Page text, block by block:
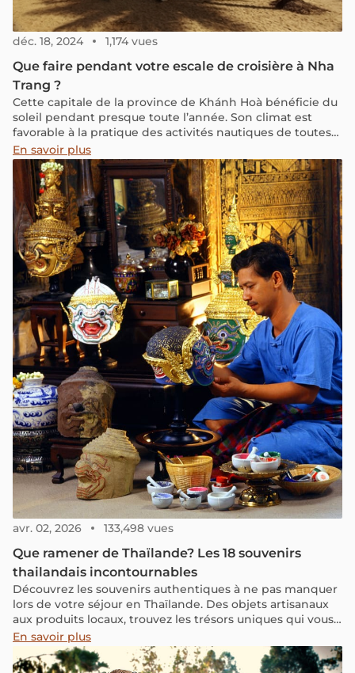
déc. 18, 2024 1,174 vues
Que faire pendant votre escale de croisière à Nha
Trang ?
Cette capitale de la province de Khánh Hoà bénéficie du
soleil pendant presque toute l’année. Son climat est
favorable à la pratique des activités nautiques de toutes
sortes.
En savoir plus
avr. 02, 2026 133,498 vues
Que ramener de Thaïlande? Les 18 souvenirs
thailandais incontournables
Découvrez les souvenirs authentiques à ne pas manquer
lors de votre séjour en Thaïlande. Des objets artisanaux
aux produits locaux, trouvez les trésors uniques qui vous
rappelleront cette expérience exceptionnelle.
En savoir plus